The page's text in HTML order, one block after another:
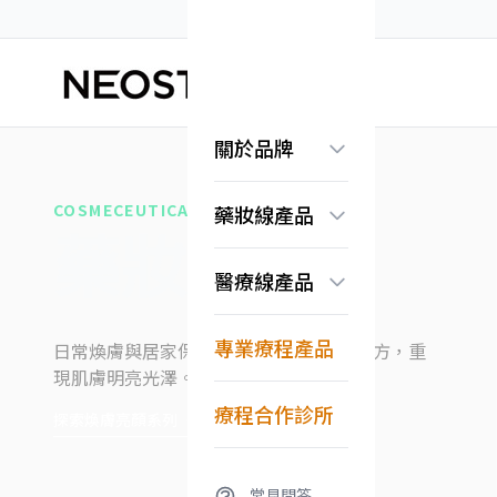
關於品牌
認識果酸科學
常見問答
藥妝線產品
抗老保濕系列
美白淡斑系列
Exuviance系列
醫療線產品
淨化調理系列
換膚亮顏系列
修護舒緩系列
專業療程產品
療程合作診所
COSMECEUTICAL
藥妝產品
日常煥膚與居家保養的完美選擇，溫和配方，重
現肌膚明亮光澤。